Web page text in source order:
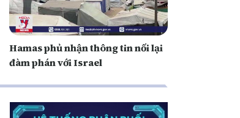
Hamas phủ nhận thông tin nối lại
đàm phán với Israel